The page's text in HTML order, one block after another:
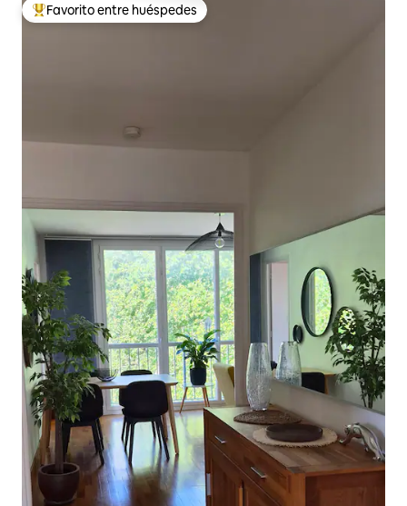
Favorito entre huéspedes preferido
Favorito entre huéspedes